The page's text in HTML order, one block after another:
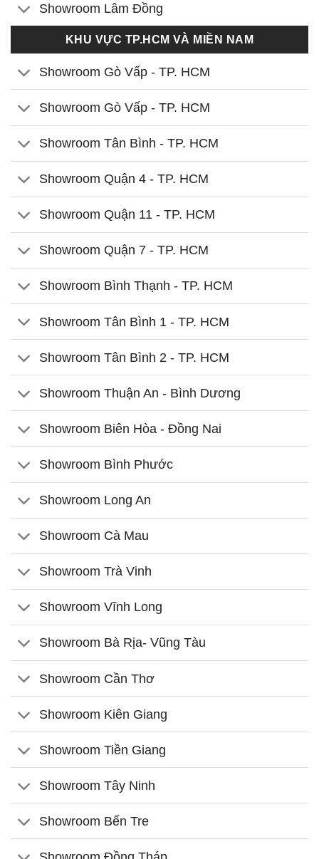
Showroom Lâm Đồng
KHU VỰC TP.HCM VÀ MIỀN NAM
Showroom Gò Vấp - TP. HCM
Showroom Gò Vấp - TP. HCM
Showroom Tân Bình - TP. HCM
Showroom Quận 4 - TP. HCM
Showroom Quận 11 - TP. HCM
Showroom Quận 7 - TP. HCM
Showroom Bình Thạnh - TP. HCM
Showroom Tân Bình 1 - TP. HCM
Showroom Tân Bình 2 - TP. HCM
Showroom Thuận An - Bình Dương
Showroom Biên Hòa - Đồng Nai
Showroom Bình Phước
Showroom Long An
Showroom Cà Mau
Showroom Trà Vinh
Showroom Vĩnh Long
Showroom Bà Rịa- Vũng Tàu
Showroom Cần Thơ
Showroom Kiên Giang
Showroom Tiền Giang
Showroom Tây Ninh
Showroom Bến Tre